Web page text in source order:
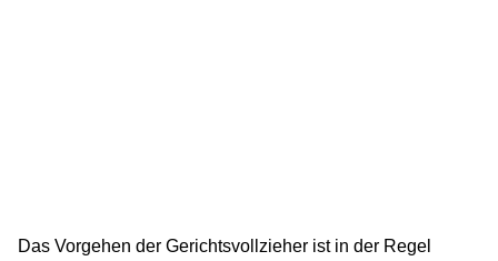
Das Vorgehen der Gerichtsvollzieher ist in der Regel